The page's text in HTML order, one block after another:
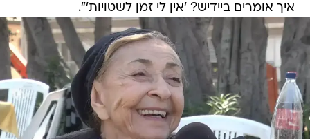
איך אומרים ביידיש? 'אין לי זמן לשטויות'".